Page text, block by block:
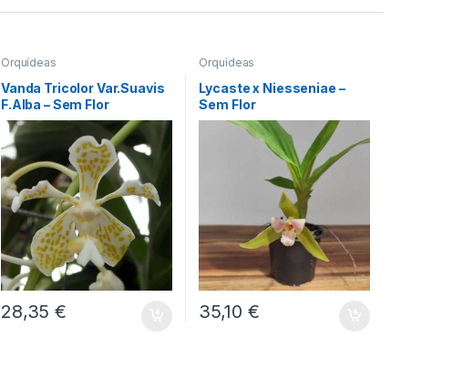
Orquídeas
Vanda Tricolor Var.Suavis
F.Alba – Sem Flor
28,35€
Orquídeas
Lycaste x Niesseniae –
Sem Flor
35,10 €